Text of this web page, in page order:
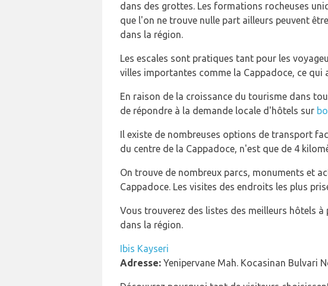
dans des grottes. Les formations rocheuses
que l'on ne trouve nulle part ailleurs peuvent
dans la région.
Les escales sont pratiques tant pour les
villes importantes comme la Cappadoce, ce
En raison de la croissance du tourisme dans
de répondre à la demande locale d'hôtels sur
Il existe de nombreuses options de transport
du centre de la Cappadoce, n'est que de 4
On trouve de nombreux parcs, monuments et
Cappadoce. Les visites des endroits les plus
Vous trouverez des listes des meilleurs hôtels
dans la région.
Ibis Kayseri
Adresse: Yenipervane Mah. Kocasinan Bulvari